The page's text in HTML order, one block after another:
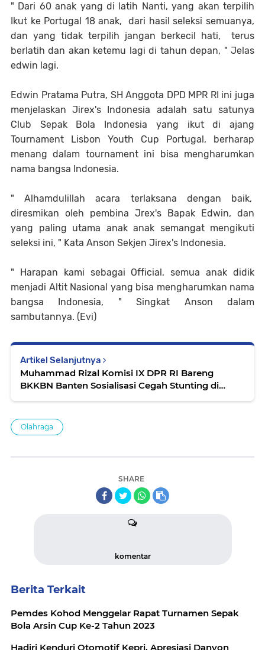
" Dari 60 anak yang di latih Nanti, yang akan terpilih
Ikut ke Portugal 18 anak, dari hasil seleksi semuanya,
dan yang tidak terpilih jangan berkecil hati, terus
berlatih dan akan ketemu lagi di tahun depan, " Jelas
edwin lagi.
Edwin Pratama Putra, SH Anggota DPD MPR RI ini juga
menjelaskan Jirex's Indonesia adalah satu satunya
Club Sepak Bola Indonesia yang ikut di ajang
Tournament Lisbon Youth Cup Portugal, berharap
menang dalam tournament ini bisa mengharumkan
nama bangsa Indonesia.
" Alhamdulillah acara terlaksana dengan baik,
diresmikan oleh pembina Jrex's Bapak Edwin, dan
yang paling utama anak anak semangat mengikuti
seleksi ini, " Kata Anson Sekjen Jirex's Indonesia.
" Harapan kami sebagai Official, semua anak didik
menjadi Altit Nasional yang bisa mengharumkan nama
bangsa Indonesia, " Singkat Anson dalam
sambutannya. (Evi)
Artikel Selanjutnya
Muhammad Rizal Komisi IX DPR RI Bareng
BKKBN Banten Sosialisasi Cegah Stunting di
Olahraga
SHARE
komentar
Berita Terkait
Pemdes Kohod Menggelar Rapat Turnamen Sepak
Bola Arsin Cup Ke-2 Tahun 2023
Hadiri Kenduri Otomotif Kepri, Apresiasi Danyon